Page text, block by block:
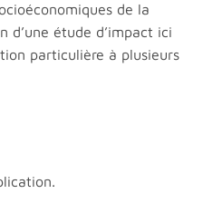
de la
d’une étude d’impact ici
particulière à plusieurs